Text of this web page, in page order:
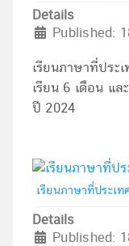
Details
Published:
เรียนภาษาที่ประ
เรียน 6 เดือน แล
ปี 2024
เรียนภาษาที่ประเ
Details
Published: